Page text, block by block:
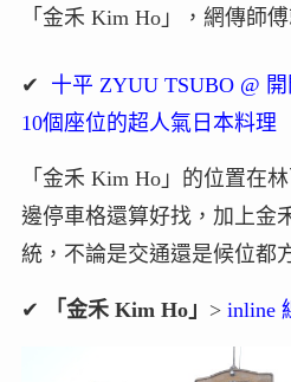
「金禾 Kim Ho」，網傳師
✔ 十平 ZYUU TSUBO @
10個座位的超人氣日本料理
「金禾 Kim Ho」的位置在
邊停車格還算好找，加上金
統，不論是交通還是候位都
✔ 「金禾 Kim Ho」 > inline